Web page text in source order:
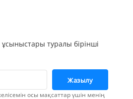
туралы бірінші
Жазылу
осы мақсаттар үшін менің